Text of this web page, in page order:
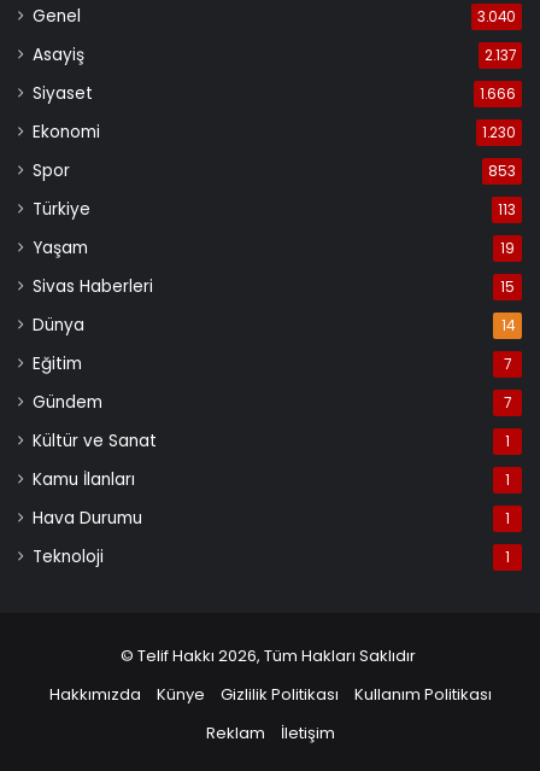
Genel 3.040
Asayiş 2.137
Siyaset 1.666
Ekonomi 1.230
Spor 853
Türkiye 113
Yaşam 19
Sivas Haberleri 15
Dünya 14
Eğitim 7
Gündem 7
Kültür ve Sanat 1
Kamu İlanları 1
Hava Durumu 1
Teknoloji 1
© Telif Hakkı 2026, Tüm Hakları Saklıdır
Hakkımızda
Künye Gizlilik Politikası
Kullanım Politikası
Reklam
İletişim